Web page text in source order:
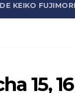
KEIKO
15,